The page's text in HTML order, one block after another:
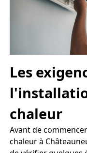
Les
chaleur
Avant de
chaleur à